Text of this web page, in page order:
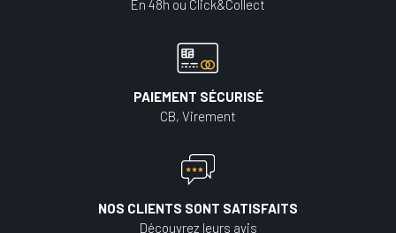
En 48h ou Click&Collect
PAIEMENT SÉCURISÉ
CB, Virement
NOS CLIENTS SONT SATISFAITS
Découvrez leurs avis